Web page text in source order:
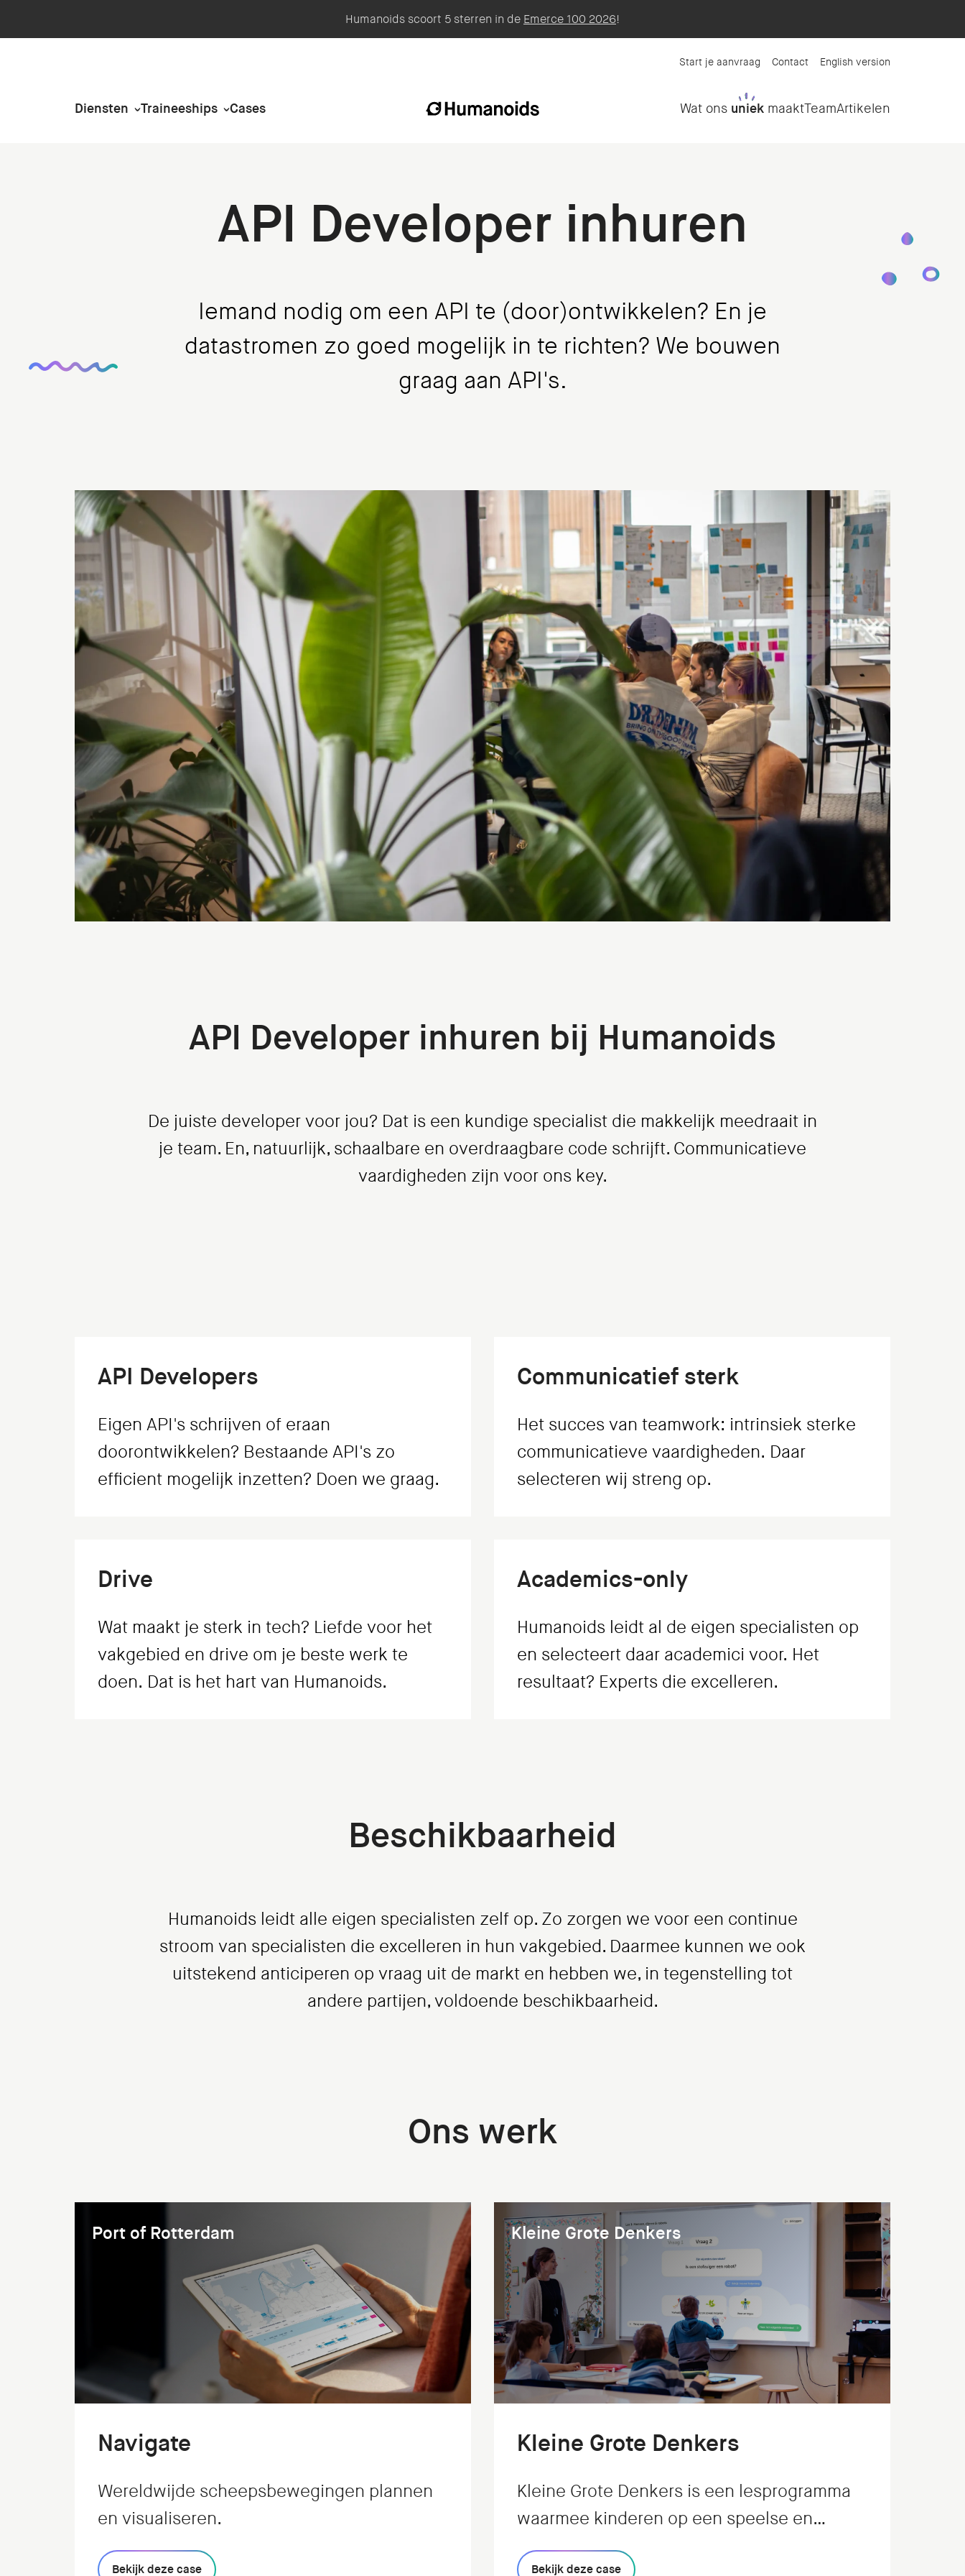
Humanoids scoort 5 sterren in de Emerce 100 2026!
Start je aanvraag Contact English version
Diensten Traineeships Cases Wat ons uniek maaktTeamArtikelen
API Developer inhuren
Iemand nodig om een API te (door)ontwikkelen? En je
datastromen zo goed mogelijk in te richten? We bouwen
graag aan API's.
API Developer inhuren bij Humanoids
De juiste developer voor jou? Dat is een kundige specialist die makkelijk meedraait in
je team. En, natuurlijk, schaalbare en overdraagbare code schrijft. Communicatieve
vaardigheden zijn voor ons key.
API Developers
Eigen API's schrijven of eraan
doorontwikkelen? Bestaande API's zo
efficient mogelijk inzetten? Doen we graag.
Communicatief sterk
Het succes van teamwork: intrinsiek sterke
communicatieve vaardigheden. Daar
selecteren wij streng op.
Drive
Wat maakt je sterk in tech? Liefde voor het
vakgebied en drive om je beste werk te
doen. Dat is het hart van Humanoids.
Academics-only
Humanoids leidt al de eigen specialisten op
en selecteert daar academici voor. Het
resultaat? Experts die excelleren.
Beschikbaarheid
Humanoids leidt alle eigen specialisten zelf op. Zo zorgen we voor een continue
stroom van specialisten die excelleren in hun vakgebied. Daarmee kunnen we ook
uitstekend anticiperen op vraag uit de markt en hebben we, in tegenstelling tot
andere partijen, voldoende beschikbaarheid.
Ons werk
Port of Rotterdam
Navigate
Wereldwijde scheepsbewegingen plannen
en visualiseren.
Bekijk deze case
Kleine Grote Denkers
Kleine Grote Denkers
Kleine Grote Denkers is een lesprogramma
waarmee kinderen op een speelse en
interactieve manier leren filosoferen: de
Bekijk deze case